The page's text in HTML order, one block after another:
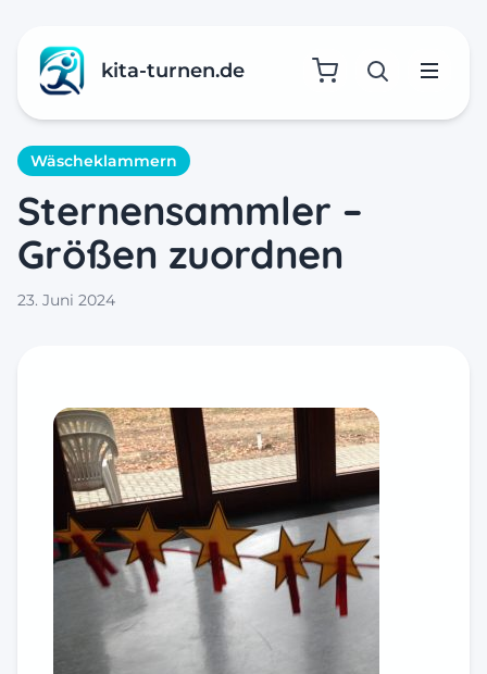
kita-turnen.de SucheMenü
Wäscheklammern
Sternensammler –
Größen zuordnen
23. Juni 2024